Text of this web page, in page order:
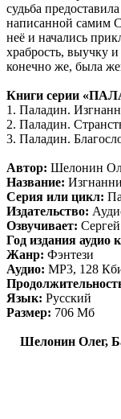
судьба
написанной самим
неё и начались
храбрость, выучку
конечно же, была
Книги серии
1. Паладин.
2. Паладин.
3. Паладин.
Автор: Шелонин
Название:
Серия или цикл:
Издательство:
Озвучивает:
Год издания аудио
Жанр: Фэнтези
Аудио: MP3, 128
Язык: Русский
Размер: 706 Мб
Шелонин Олег,